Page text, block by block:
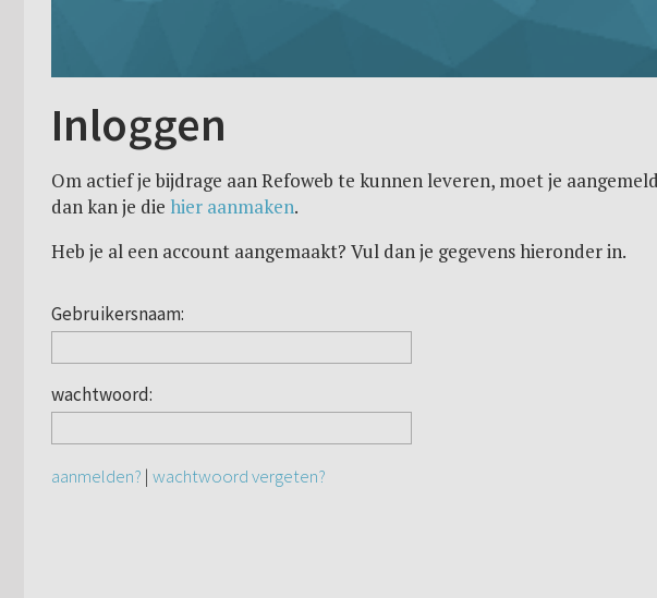
Inloggen
Om actief je bijdrage aan Refoweb te kunnen leveren, moet je
dan kan je die hier aanmaken.
Heb je al een account aangemaakt? Vul dan je gegevens hieronder in.
Gebruikersnaam:
wachtwoord:
aanmelden? | wachtwoord vergeten?